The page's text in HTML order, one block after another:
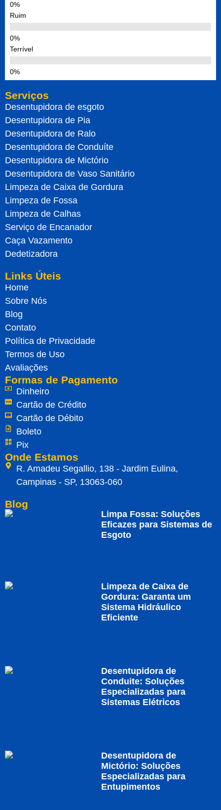
Ruim
Terrível
Serviços
Desentupidora de esgoto
Desentupidora de Pia
Desentupidora de Ralo
Desentupidora de Conduíte
Desentupidora de Mictório
Desentupidora de Vaso Sanitário
Limpeza de Caixa de Gordura
Limpeza de Fossa
Limpeza de Calhas
Serviço de Encanador
Caça Vazamento
Dedetizadora
Links Úteis
Home
Sobre Nós
Blog
Contato
Política de Privacidade
Termos de Uso
Avaliações
Formas de Pagamento
Dinheiro
Cartão de Crédito
Cartão de Débito
Boleto
Pix
Onde Estamos
R. Amadeu Segallio, 138 - Jardim Eulina,
Campinas - SP, 13063-060
Blog
Limpa Fossa: Soluções
Eficazes para Sistemas de
Esgoto
Limpeza de Caixa de
Gordura: Garanta um
Sistema Hidráulico
Eficiente
Desentupidora de
Conduite: Soluções
Especializadas para
Sistemas Elétricos
Desentupidora de
Mictório: Soluções
Especializadas para
Entupimentos